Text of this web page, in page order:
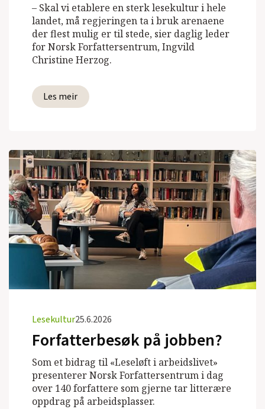
– Skal vi etablere en sterk lesekultur i hele
landet, må regjeringen ta i bruk arenaene
der flest mulig er til stede, sier daglig leder
for Norsk Forfattersentrum, Ingvild
Christine Herzog.
Les meir
Lesekultur25.6.2026
Forfatterbesøk på jobben?
Som et bidrag til «Leseløft i arbeidslivet»
presenterer Norsk Forfattersentrum i dag
over 140 forfattere som gjerne tar litterære
oppdrag på arbeidsplasser.